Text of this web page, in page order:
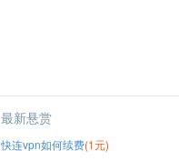
最新悬赏
快连vpn如何续费(1元)